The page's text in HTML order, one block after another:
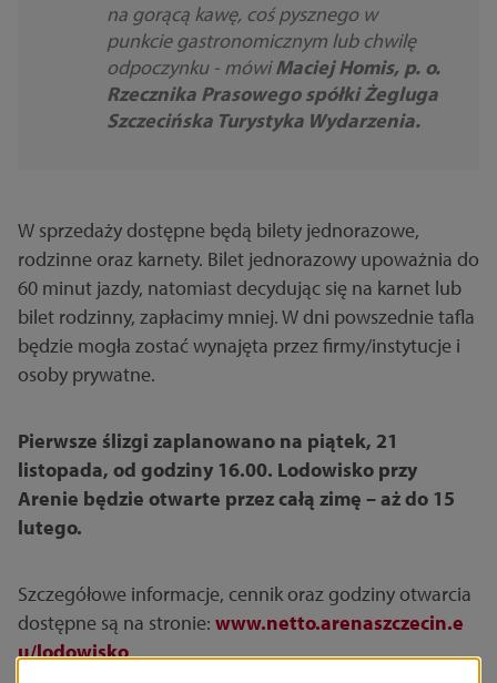
na gorącą kawę, coś pysznego w
punkcie gastronomicznym lub chwilę
odpoczynku - mówiMaciej Homis, p. o.
Rzecznika Prasowego spółki Żegluga
Szczecińska Turystyka Wydarzenia.
W sprzedaży dostępne będą bilety jednorazowe,
rodzinne oraz karnety. Bilet jednorazowy upoważnia do
60 minut jazdy, natomiast decydując się na karnet lub
bilet rodzinny, zapłacimy mniej. W dni powszednie tafla
będzie mogła zostać wynajęta przez firmy/instytucje i
osoby prywatne.
Pierwsze ślizgi zaplanowano na piątek, 21
listopada, od godziny 16.00. Lodowisko przy
Arenie będzie otwarte przez całą zimę – aż do 15
lutego.
Szczegółowe informacje, cennik oraz godziny otwarcia
dostępne są na stronie: www.netto.arenaszczecin.e
u/lodowisko